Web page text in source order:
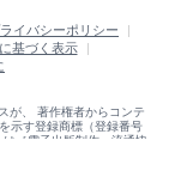
イバシーポリシー
基づく表示
が、 著作権者からコンテ
示す登録商標（登録番号
［電子出版制作・流通協